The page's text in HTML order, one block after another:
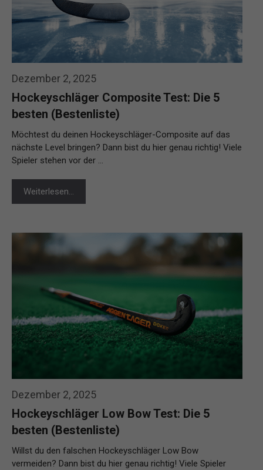
Dezember 2, 2025
Hockeyschläger Composite Test: Die 5
besten (Bestenliste)
Möchtest du deinen Hockeyschläger-Composite auf das
nächste Level bringen? Dann bist du hier genau richtig! Viele
Spieler stehen vor der …
Weiterlesen…
Dezember 2, 2025
Hockeyschläger Low Bow Test: Die 5
besten (Bestenliste)
Willst du den falschen Hockeyschläger Low Bow
vermeiden? Dann bist du hier genau richtig! Viele Spieler